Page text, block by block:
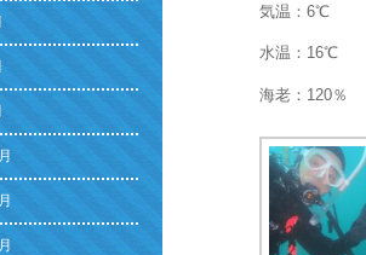
気温：6℃
水温：16℃
海老：120％